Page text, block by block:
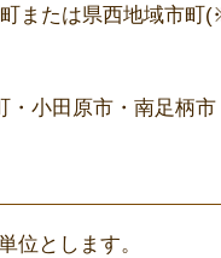
または県西地域市
・小田原市・南足柄
位とします。